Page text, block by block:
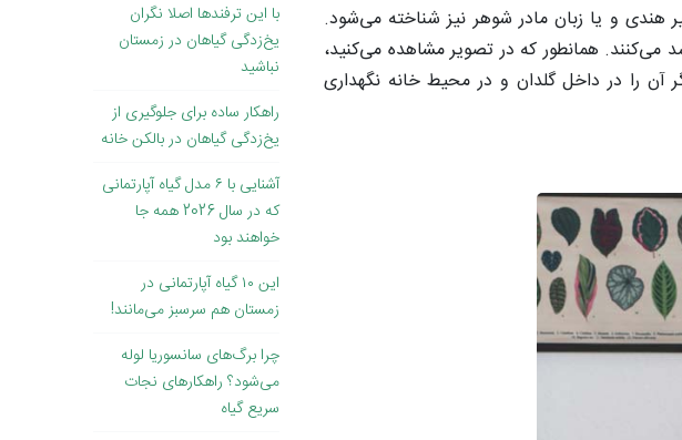
هندی و یا زبان مادر شوهر نیز شناخته می‌شود.
همانطور که در تصویر مشاهده می‌کنید،
آن را در داخل گلدان و در محیط خانه نگهداری
با این ترفندها اصلا نگران
یخ‌زدگی‌ گیاهان در زمستان
نباشید
راهکار ساده برای جلوگیری از
یخ‌زدگی گیاهان در بالکن خانه
آشنایی با ۶ مدل گیاه آپارتمانی
که در سال 2026 همه جا
خواهند بود
این ۱۰ گیاه آپارتمانی در
زمستان هم سرسبز می‌مانند!
چرا برگ‌های سانسوریا لوله
می‌شود؟ راهکارهای نجات
سریع گیاه